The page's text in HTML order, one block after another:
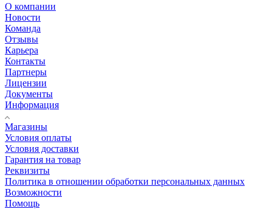
О компании
Новости
Команда
Отзывы
Карьера
Контакты
Партнеры
Лицензии
Документы
Информация
Магазины
Условия оплаты
Условия доставки
Гарантия на товар
Реквизиты
Политика в отношении обработки персональных данных
Возможности
Помощь